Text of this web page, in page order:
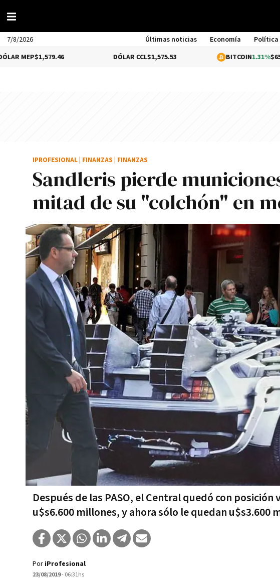
7/8/2026 Últimas noticias Economía Política
$1,579.46
$1,575.53 BITCOIN1.31%$65,123.35
Sandleris pierde
mitad de su "colchón" en
Después de las PASO, el Central quedó con
u$s6.600 millones, y ahora sólo le quedan u$s3.600
IPROFESIONAL FINANZAS FINANZAS
Por iProfesional
23/08/2019- 06:31hs